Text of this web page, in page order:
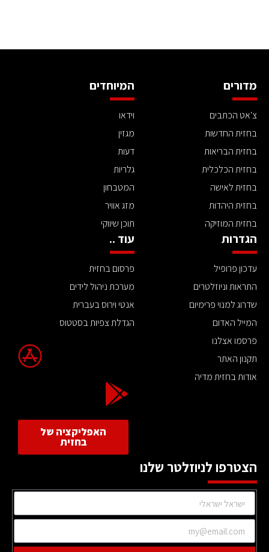
מדורים
צ'אט הכתבים
בחזית החדשות
בחזית הבריאות
בחזית הכלכלית
בחזית לאישה
בחזית היהדות
בחזית המוזיקה
המיוחדים
וידאו
מגזין
דעות
גלריות
המטבחון
מזג אוויר
תוכן שיווקי
הגדרות
עדכון פרופיל
התראות וניוזלטרים
שדרוג למנוי פרימיום
המייל האדום
פרסמו אצלנו
תקנון האתר
אודות בחזית מדיה
עוד ..
פרסום בחזית
מערכת ניהול לידים
אנטי וירוס בעברית
הגדלת צפיות בסטטוס
האפליקציה של
בחזית
הצטרפו לניוזלטר שלנו